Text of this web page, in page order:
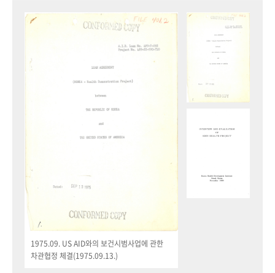
1975.09. US AID와의 보건시범사업에 관한
차관협정 체결(1975.09.13.)